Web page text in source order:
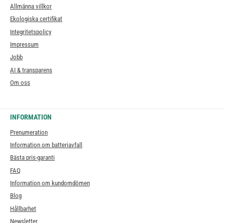
Allmänna villkor
Ekologiska certifikat
Integritetspolicy
Impressum
Jobb
AI & transparens
Om oss
INFORMATION
Prenumeration
Information om batteriavfall
Bästa pris-garanti
FAQ
Information om kundomdömen
Blog
Hållbarhet
Newsletter